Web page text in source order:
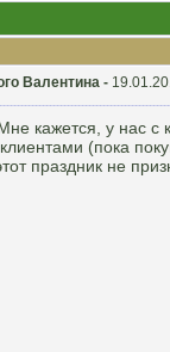
Валентина -
кажется, у нас
(пока
праздник не